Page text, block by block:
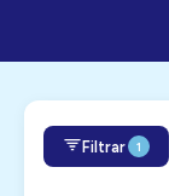
Filtrar 1